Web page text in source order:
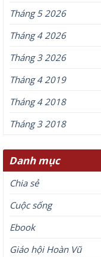
Tháng 5 2026
Tháng 4 2026
Tháng 3 2026
Tháng 4 2019
Tháng 4 2018
Tháng 3 2018
Danh mục
Chia sẻ
Cuộc sống
Ebook
Giáo hội Hoàn Vũ